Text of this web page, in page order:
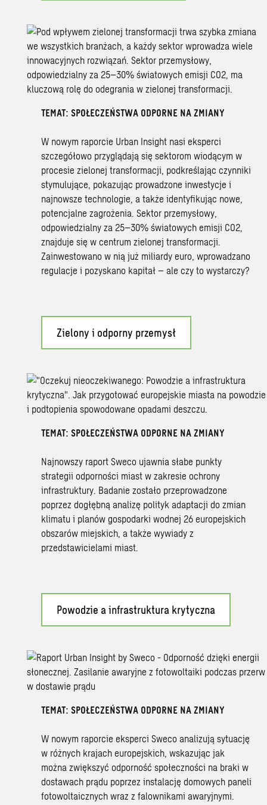
TEMAT: SPOŁECZEŃSTWA ODPORNE NA ZMIANY
W nowym raporcie Urban Insight nasi eksperci
szczegółowo przyglądają się sektorom wiodącym w
procesie zielonej transformacji, podkreślając czynniki
stymulujące, pokazując prowadzone inwestycje i
najnowsze technologie, a także identyfikując nowe,
potencjalne zagrożenia. Sektor przemysłowy,
odpowiedzialny za 25–30% światowych emisji CO2,
znajduje się w centrum zielonej transformacji.
Zainwestowano w nią już miliardy euro, wprowadzano
regulacje i pozyskano kapitał – ale czy to wystarczy?
Zielony i odporny przemysł
TEMAT: SPOŁECZEŃSTWA ODPORNE NA ZMIANY
Najnowszy raport Sweco ujawnia słabe punkty
strategii odporności miast w zakresie ochrony
infrastruktury. Badanie zostało przeprowadzone
poprzez dogłębną analizę polityk adaptacji do zmian
klimatu i planów gospodarki wodnej 26 europejskich
obszarów miejskich, a także wywiady z
przedstawicielami miast.
Powodzie a infrastruktura krytyczna
TEMAT: SPOŁECZEŃSTWA ODPORNE NA ZMIANY
W nowym raporcie eksperci Sweco analizują sytuację
w różnych krajach europejskich, wskazując jak
można zwiększyć odporność społeczności na braki w
dostawach prądu poprzez instalację domowych paneli
fotowoltaicznych wraz z falownikami awaryjnymi.